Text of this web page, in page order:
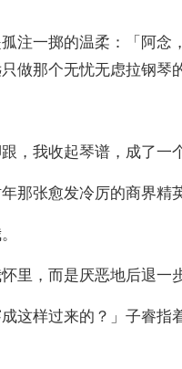
注一掷的温柔：「阿
做那个无忧无虑拉钢琴
，我收起琴谱，成了一
那张愈发冷厉的商界精
里，而是厌恶地后退一
成这样过来的？」子睿